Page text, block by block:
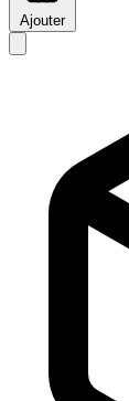
Ajouter